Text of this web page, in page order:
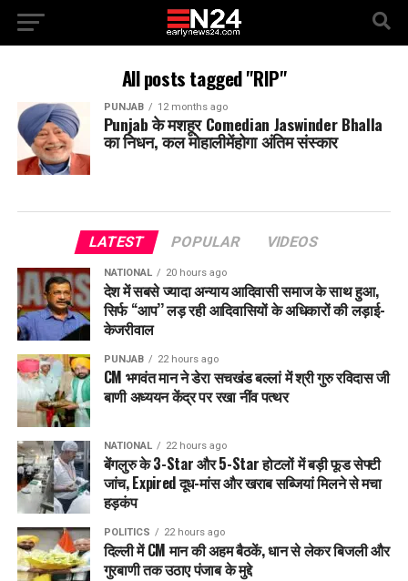
All posts tagged "RIP"
PUNJAB 12 months ago
Punjab के मशहूर Comedian Jaswinder Bhalla
का निधन, कल मोहालीमेंहोगा अंतिम संस्कार
LATEST POPULAR VIDEOS
NATIONAL 20 hours ago
देश में सबसे ज्यादा अन्याय आदिवासी समाज के साथ हुआ,
सिर्फ ‘‘आप’’ लड़ रही आदिवासियों के अधिकारों की लड़ाई-
केजरीवाल
PUNJAB 22 hours ago
CM भगवंत मान ने डेरा सचखंड बल्लां में श्री गुरु रविदास जी
बाणी अध्ययन केंद्र पर रखा नींव पत्थर
NATIONAL 22 hours ago
बेंगलुरु के 3-Star और 5-Star होटलों में बड़ी फूड सेफ्टी
जांच, Expired दूध-मांस और खराब सब्जियां मिलने से मचा
हड़कंप
POLITICS 22 hours ago
दिल्ली में CM मान की अहम बैठकें, धान से लेकर बिजली और
गुरबाणी तक उठाए पंजाब के मुद्दे